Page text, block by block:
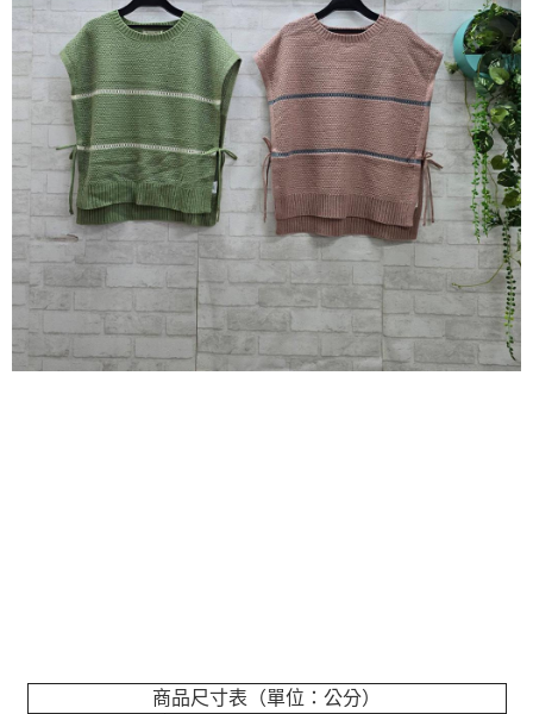
商品尺寸表（單位：公分）